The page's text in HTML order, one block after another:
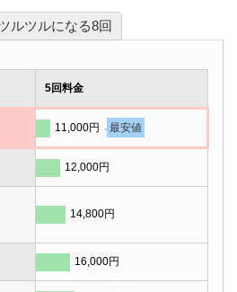
ルツルになる8回
5回料金
11,000円 最安値
12,000円
14,800円
16,000円